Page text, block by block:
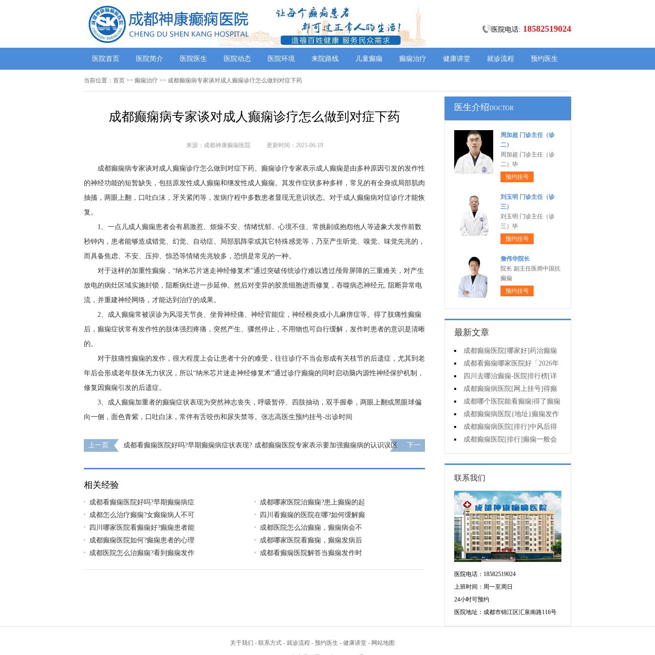
医院电话: 18582519024
医院首页 医院简介 医院医生 医院动态 医院环境 来院路线 儿童癫痫 癫痫治疗 健康讲堂 就诊流程 预约医生
当前位置： 首页 >> 癫痫治疗 >> 成都癫痫病专家谈对成人癫痫诊疗怎么做到对症下药
成都癫痫病专家谈对成人癫痫诊疗怎么做到对症下药
来源：成都神康癫痫医院 更新时间：2021-06-19
成都癫痫病专家谈对成人癫痫诊疗怎么做到对症下药。癫痫诊疗专家表示成人癫痫是由多种原因引发的发作性
的神经功能的短暂缺失，包括原发性成人癫痫和继发性成人癫痫。其发作症状多种多样，常见的有全身或局部肌肉
抽搐，两眼上翻，口吐白沫，牙关紧闭等，发病疗程中多数患者显现无意识状态。对于成人癫痫病对症诊疗才能恢
复。
1、一点儿成人癫痫患者会有易激惹、烦燥不安、情绪忧郁、心境不佳、常挑剔或抱怨他人等迹象大发作前数
秒钟内，患者能够造成错觉、幻觉、自动症、局部肌阵挛或其它特殊感觉等，乃至产生听觉、嗅觉、味觉先兆的，
而具备焦虑、不安、压抑、惊恐等情绪先兆较多，恐惧是常见的一种。
对于这样的加重性癫痫，“纳米芯片迷走神经修复术”通过突破传统诊疗难以透过颅骨屏障的三重难关，对产生
放电的病灶区域实施封锁，阻断病灶进一步延伸。然后对变异的胶质细胞进而修复，吞噬病态神经元, 阻断异常电
流，并重建神经网络，才能达到治疗的成果。
2、成人癫痫常被误诊为风湿关节炎、坐骨神经痛、神经官能症，神经根炎或小儿麻痹症等。得了肢痛性癫痫
后，癫痫症状常有发作性的肢体强烈疼痛，突然产生、骤然停止，不用物也可自行缓解，发作时患者的意识是清晰
的。
对于肢痛性癫痫的发作，很大程度上会让患者十分的难受，往往诊疗不当会形成有关枝节的后遗症，尤其到老
年后会形成老年肢体无力状况，所以“纳米芯片迷走神经修复术”通过诊疗癫痫的同时启动脑内源性神经保护机制，
修复因癫痫引发的后遗症。
3、成人癫痫加重者的癫痫症状表现为突然神志丧失，呼吸暂停、四肢抽动，双手握拳，两眼上翻或黑眼球偏
向一侧，面色青紫，口吐白沫，常伴有舌咬伤和尿失禁等。 张志高医生预约挂号-出诊时间
上一页 成都看癫痫医院好吗?早期癫痫病症状表现? 成都癫痫医院专家表示要加强癫痫病的认识误区
下一
相关经验
成都看癫痫医院好吗?早期癫痫病症
成都哪家医院治癫痫?患上癫痫的起
成都怎么治疗癫痫?女癫痫病人不可
四川看癫痫的医院在哪?如何缓解癫
四川哪家医院看癫痫好?癫痫患者能
成都医院怎么治癫痫，癫痫病会不
成都癫痫医院如何?癫痫患者的心理
成都哪家医院看癫痫，癫痫发病后
成都医院怎么治癫痫?看到癫痫发作
成都看癫痫医院解答当癫痫发作时
医生介绍DOCTOR
周加超 门诊主任（诊
二）
周加超 门诊主任（诊
二）毕
预约挂号
刘玉明 门诊主任（诊
三）
刘玉明 门诊主任（诊
三）毕
预约挂号
詹伟华院长
院长 副主任医师中国抗
癫痫
预约挂号
最新文章
成都癫痫医院[哪家好]药治癫痫
病怎么效果好?
成都看癫痫哪家医院好「2026年
度公布」立冬后癫痫病人应多注意
什么?
四川去哪治癫痫-医院排行榜[详
细排名]四川哪儿能有效治疗癫痫?
成都癫痫病医院[网上挂号]得癫
痫的女性母乳喂养时要注意什么?
成都哪个医院能看癫痫|得了癫痫
会有什么症状?
成都癫痫病医院{地址}癫痫发作
跟哪些因素有关?
成都癫痫病医院[排行]中风后得
的癫痫能治吗
成都癫痫医院[排行]癫痫一般会
出现哪些症状?
联系我们
医院电话：18582519024
上班时间：周一至周日
24小时可预约
医院地址：成都市锦江区汇泉南路116号
关于我们 - 联系方式 - 就诊流程 - 预约医生 - 健康讲堂 - 网站地图